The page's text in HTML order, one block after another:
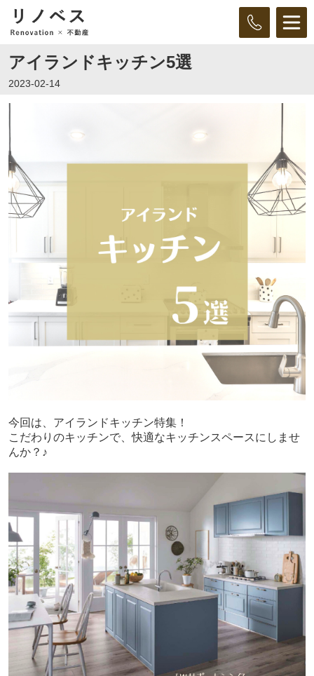
アイランドキッチン5選
2023-02-14
今回は、アイランドキッチン特集！
こだわりのキッチンで、快適なキッチンスペースにしませ
んか？♪